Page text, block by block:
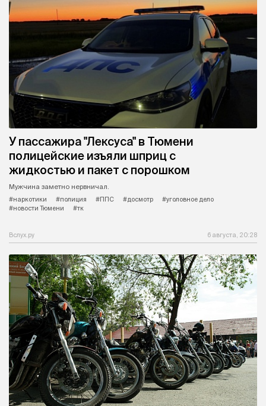
У пассажира "Лексуса" в Тюмени
полицейские изъяли шприц с
жидкостью и пакет с порошком
Мужчина заметно нервничал.
#наркотики
#полиция #ППС #досмотр
#уголовное дело
#новости Тюмени
#тк
Вслух.ру 6 августа, 20:28